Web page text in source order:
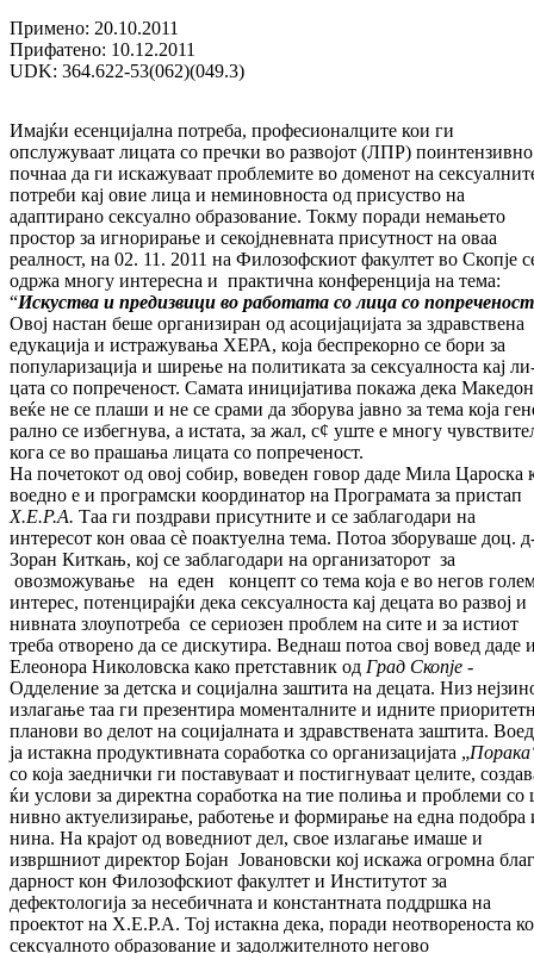
Примено: 20.10.2011
Прифатено: 10.12.2011
UDK: 364.622-53(062)(049.3)
Имајќи есенцијална потреба, про­фе­сио­нал­ци­те кои ги
опслужуваат лицата со пречки во развојот (ЛПР) поинтензивно
почнаа да ги искажуваат проблемите во доменот на
потреби кај овие лица и не­ми­нов­носта од присуство на
адаптирано сек­суал­но образование. Токму поради не­ма­ње­то
простор за игнорирање и секојдневната при­сутност на оваа
реалност, на 02. 11. 2011 на Филозофскиот факултет во Скопје
одр­жа многу интересна и практична кон­фе­рен­ци­ја на тема:
“Искуства и предизвици во ра­бо­тата со лица со попреченост
Овој нас­тан беше организиран од асоцијацијата за здрав­ствена
едукација и истражувања ХЕРА, која беспрекорно се бори за
популаризација и ширење на политиката за сексуалноста кај
цата со попреченост. Самата иницијатива по­кажа дека
веќе не се плаши и не се срами да зборува јавно за тема која
рално се избегнува, а истата, за жал, с¢ уш­те е многу
кога се во пра­ша­ња лицата со попреченост.
На почетокот од овој собир, воведен говор да­де Мила Цароска
воедно е и про­грам­ски координатор на Програмата за прис­тап
Х.Е.Р.А. Таа ги поздрави присутните и се заблагодари на
интересот кон оваа сè поак­туелна тема. Потоа зборуваше доц.
Зо­ран Киткањ, кој се заблагодари на ор­га­ни­за­торот за
овозможување на еден концепт со тема која е во негов
интерес, по­тен­ци­ра­јќи дека сексуалноста кај децата во раз­вој и
нивната злоупотреба се сериозен про­блем на сите и за истиот
треба отворено да се дискутира. Веднаш потоа свој вовед даде
Елеонора Николовска како претставник од Град Скопје -
Одделение за детска и со­ци­јална заштита на децата. Низ
из­ла­га­ње таа ги презентира моменталните и ид­ни­те
планови во делот на со­ци­јалната и здравствената заштита.
ја истакна продуктивната соработка со ор­га­ни­за­цијата „
со која заеднички ги пос­тавуваат и постигнуваат целите,
ќи услови за директна соработка на тие по­ли­ња и проблеми со
нивно актуе­ли­зи­ра­ње, работење и формирање на една
нина. На крајот од воведниот дел, свое из­ла­га­ње имаше и
извршниот директор Бојан Јо­вановски кој искажа огромна
дар­ност кон Филозофскиот факултет и Ин­сти­ту­тот за
дефектологија за несебичната и кон­стан­тната поддршка на
проектот на Х.Е.Р.А. Тој истакна дека, поради неотвореноста
сек­суалното образование и задолжителното не­го­во